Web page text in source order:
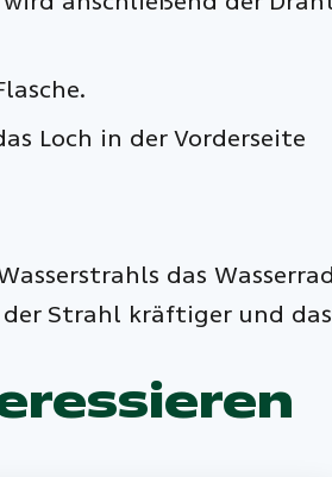
Loch in der Vorderseite
das Wasserrad
der Strahl kräftiger und das